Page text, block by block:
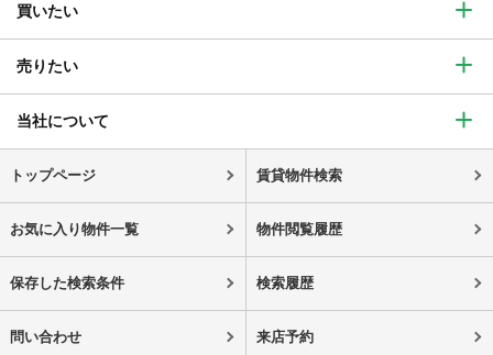
買いたい
売りたい
当社について
トップページ 賃貸物件検索
お気に入り物件一覧 物件閲覧履歴
保存した検索条件 検索履歴
問い合わせ 来店予約